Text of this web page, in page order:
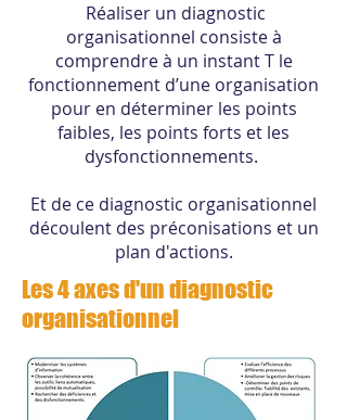
Réaliser un diagnostic
organisationnel consiste à
comprendre à un instant T le
fonctionnement d’une organisation
pour en déterminer les points
faibles, les points forts et les
dysfonctionnements.
Et de ce diagnostic organisationnel
découlent des préconisations et un
plan d'actions.
Les 4 axes d'un diagnostic
organisationnel